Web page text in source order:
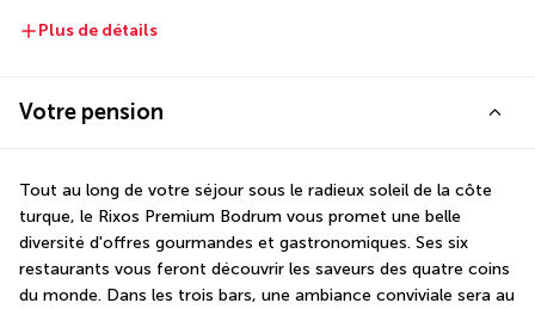
Plus de détails
Votre pension
Tout au long de votre séjour sous le radieux soleil de la côte
turque, le Rixos Premium Bodrum vous promet une belle
diversité d'offres gourmandes et gastronomiques. Ses six
restaurants vous feront découvrir les saveurs des quatre coins
du monde. Dans les trois bars, une ambiance conviviale sera au